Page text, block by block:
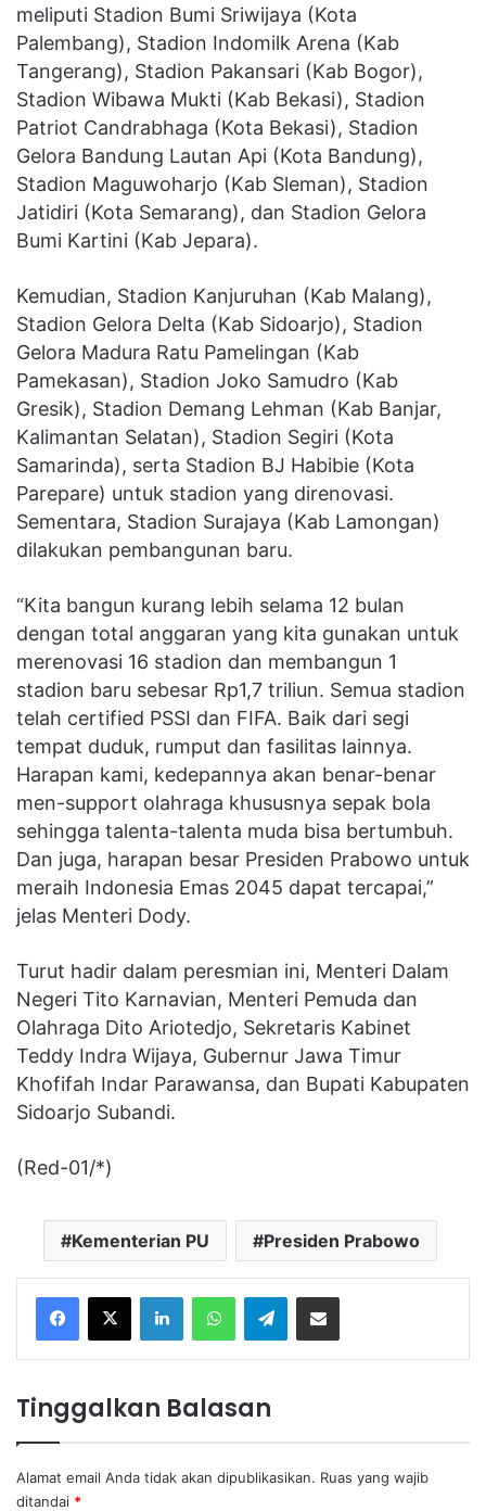
meliputi Stadion Bumi Sriwijaya (Kota
Palembang), Stadion Indomilk Arena (Kab
Tangerang), Stadion Pakansari (Kab Bogor),
Stadion Wibawa Mukti (Kab Bekasi), Stadion
Patriot Candrabhaga (Kota Bekasi), Stadion
Gelora Bandung Lautan Api (Kota Bandung),
Stadion Maguwoharjo (Kab Sleman), Stadion
Jatidiri (Kota Semarang), dan Stadion Gelora
Bumi Kartini (Kab Jepara).
Kemudian, Stadion Kanjuruhan (Kab Malang),
Stadion Gelora Delta (Kab Sidoarjo), Stadion
Gelora Madura Ratu Pamelingan (Kab
Pamekasan), Stadion Joko Samudro (Kab
Gresik), Stadion Demang Lehman (Kab Banjar,
Kalimantan Selatan), Stadion Segiri (Kota
Samarinda), serta Stadion BJ Habibie (Kota
Parepare) untuk stadion yang direnovasi.
Sementara, Stadion Surajaya (Kab Lamongan)
dilakukan pembangunan baru.
“Kita bangun kurang lebih selama 12 bulan
dengan total anggaran yang kita gunakan untuk
merenovasi 16 stadion dan membangun 1
stadion baru sebesar Rp1,7 triliun. Semua stadion
telah certified PSSI dan FIFA. Baik dari segi
tempat duduk, rumput dan fasilitas lainnya.
Harapan kami, kedepannya akan benar-benar
men-support olahraga khususnya sepak bola
sehingga talenta-talenta muda bisa bertumbuh.
Dan juga, harapan besar Presiden Prabowo untuk
meraih Indonesia Emas 2045 dapat tercapai,”
jelas Menteri Dody.
Turut hadir dalam peresmian ini, Menteri Dalam
Negeri Tito Karnavian, Menteri Pemuda dan
Olahraga Dito Ariotedjo, Sekretaris Kabinet
Teddy Indra Wijaya, Gubernur Jawa Timur
Khofifah Indar Parawansa, dan Bupati Kabupaten
Sidoarjo Subandi.
(Red-01/*)
Kementerian PU Presiden Prabowo
Facebook
X LinkedInWhatsAppTelegramShare via Email
Tinggalkan Balasan
Alamat email Anda tidak akan dipublikasikan. Ruas yang wajib
ditandai *